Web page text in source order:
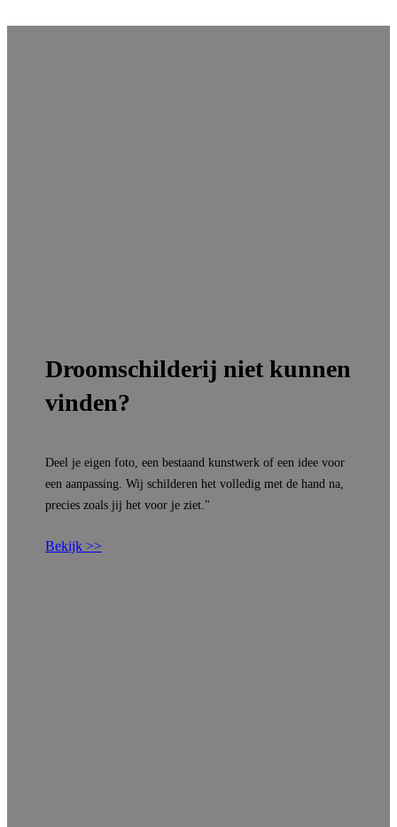
Droomschilderij niet kunnen
vinden?
Deel je eigen foto, een bestaand kunstwerk of een idee voor
een aanpassing. Wij schilderen het volledig met de hand na,
precies zoals jij het voor je ziet."
Bekijk >>